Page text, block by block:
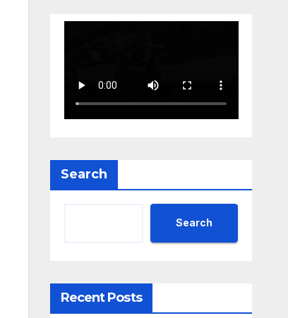
Search
Search
Recent Posts